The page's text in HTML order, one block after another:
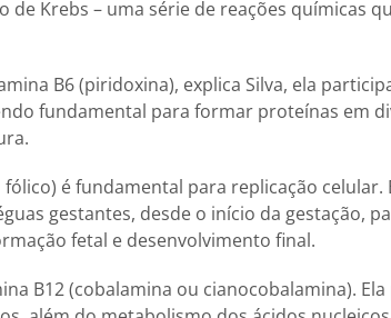
de Krebs – uma série de reações químicas
B6 (piridoxina), explica Silva, ela
fundamental para formar proteínas em
fólico) é fundamental para replicação
gestantes, desde o início da gestação,
fetal e desenvolvimento final.
B12 (cobalamina ou cianocobalamina).